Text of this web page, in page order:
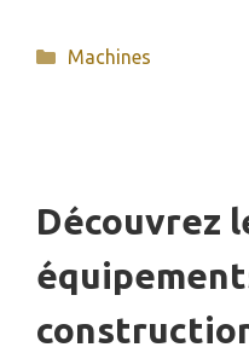
Catégories
Machines
Découvrez